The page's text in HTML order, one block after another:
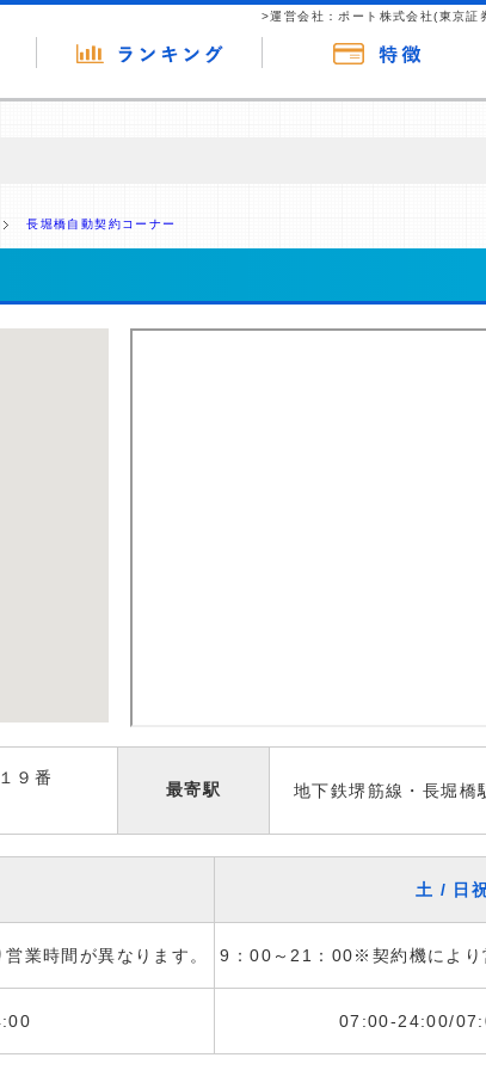
>運営会社：ポート株式会社(東京証
長堀橋自動契約コーナー
９番
最寄駅 地下鉄堺筋線・長堀橋
土 / 日
業時間が異なります。 9：00～21：00※契約機により
07:00-24:00/